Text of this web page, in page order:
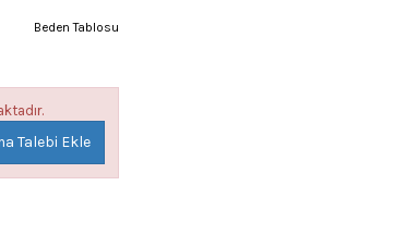
Beden Tablosu
Talebi Ekle